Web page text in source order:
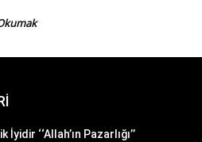
İyidir ‘‘Allah’ın Pazarlığı’’